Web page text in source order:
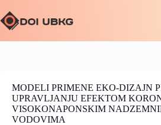
MODELI PRIMENE EKO-DIZAJN
UPRAVLJANJU EFEKTOM
VISOKONAPONSKIM
VODOVIMA